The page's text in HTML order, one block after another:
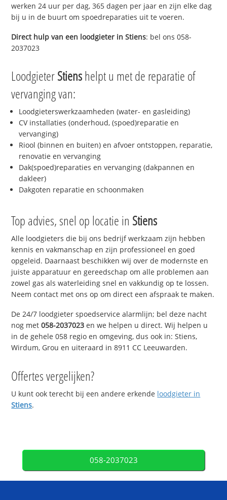
werken 24 uur per dag, 365 dagen per jaar en zijn elke dag
bij u in de buurt om spoedreparaties uit te voeren.
Direct hulp van een loodgieter inStiens: bel ons 058-
2037023
LoodgieterStienshelpt u met de reparatie of
vervanging van:
Loodgieterswerkzaamheden (water- en gasleiding)
CV installaties (onderhoud, (spoed)reparatie en
vervanging)
Riool (binnen en buiten) en afvoer ontstoppen, reparatie,
renovatie en vervanging
Dak(spoed)reparaties en vervanging (dakpannen en
dakleer)
Dakgoten reparatie en schoonmaken
Top advies, snel op locatie in Stiens
Alle loodgieters die bij ons bedrijf werkzaam zijn hebben
kennis en vakmanschap en zijn professioneel en goed
opgeleid. Daarnaast beschikken wij over de modernste en
juiste apparatuur en gereedschap om alle problemen aan
zowel gas als waterleiding snel en vakkundig op te lossen.
Neem contact met ons op om direct een afspraak te maken.
De 24/7 loodgieter spoedservice alarmlijn; bel deze nacht
nog met058-2037023 en we helpen u direct. Wij helpen u
in de gehele 058 regio en omgeving, dus ook in: Stiens,
Wirdum, Grou en uiteraard in 8911 CC Leeuwarden.
Offertes vergelijken?
U kunt ook terecht bij een andere erkende loodgieter in
Stiens.
058-2037023